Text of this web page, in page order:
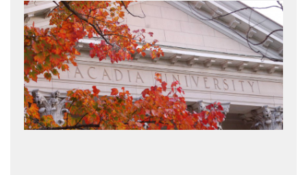
tuyết của trường, sinh viên có thể thưởng thức vẻ
đẹp tự nhiên của Vermont từ mọi góc trong
khuôn viên trường.Xem thêm